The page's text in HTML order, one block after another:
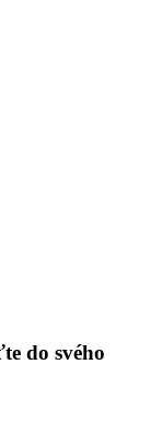
do svého